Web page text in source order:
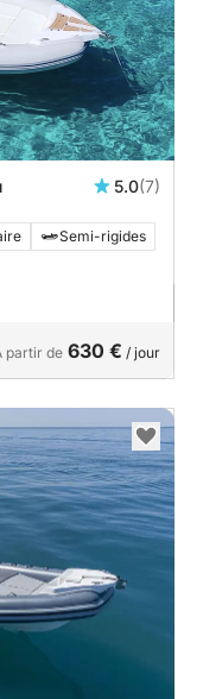
5.0(7)
Semi-rigides
partir de 630 € / jour